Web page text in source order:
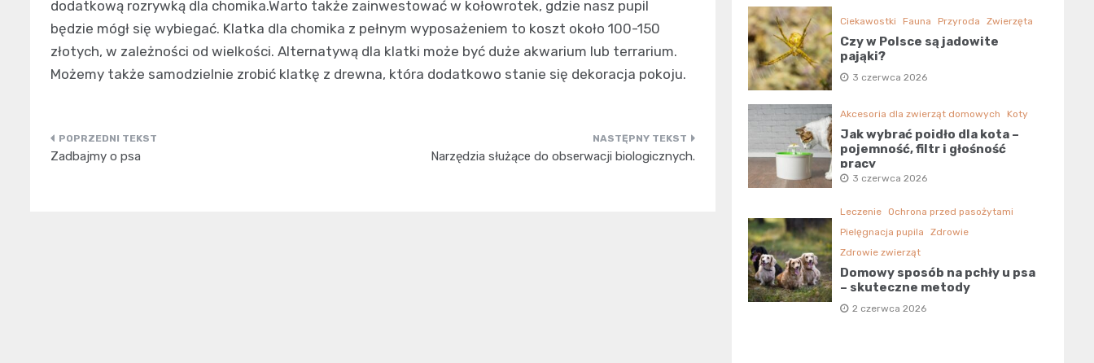
dodatkową rozrywką dla chomika.Warto także zainwestować w kołowrotek, gdzie nasz pupil
będzie mógł się wybiegać. Klatka dla chomika z pełnym wyposażeniem to koszt około 100-150
złotych, w zależności od wielkości. Alternatywą dla klatki może być duże akwarium lub terrarium.
Możemy także samodzielnie zrobić klatkę z drewna, która dodatkowo stanie się dekoracja pokoju.
Nawigacja
Zadbajmy o psa Narzędzia służące do obserwacji biologicznych.
Ciekawostki Fauna Przyroda Zwierzęta
Czy w Polsce są jadowite
pająki?
3 czerwca 2026
Akcesoria dla zwierząt domowych Koty
Jak wybrać poidło dla kota –
pojemność, filtr i głośność
pracy
3 czerwca 2026
Leczenie
Ochrona przed pasożytami
Pielęgnacja pupila
Zdrowie
Zdrowie zwierząt
Domowy sposób na pchły u psa
– skuteczne metody
2 czerwca 2026